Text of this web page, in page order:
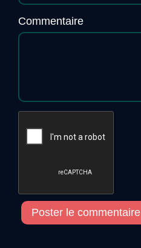
Commentaire
Poster le commentaire